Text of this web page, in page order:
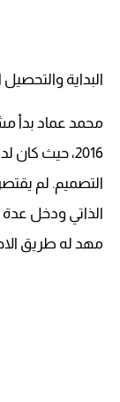
البداية
محمد عماد بدأ
2016، حيث
التصميم. لم
الذاتي ودخل عدة
مهد له طريق